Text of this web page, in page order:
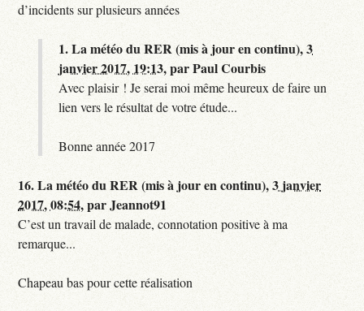
d’incidents sur plusieurs années
1.La météo du RER (mis à jour en continu),3
janvier 2017, 19:13,parPaul Courbis
Avec plaisir ! Je serai moi même heureux de faire un
lien vers le résultat de votre étude...
Bonne année 2017
16.La météo du RER (mis à jour en continu),3 janvier
2017, 08:54,parJeannot91
C’est un travail de malade, connotation positive à ma
remarque...
Chapeau bas pour cette réalisation